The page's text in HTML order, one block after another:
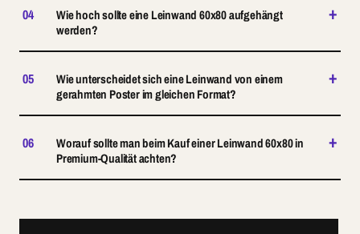
04
Wie hoch sollte eine Leinwand 60x80 aufgehängt
werden?
+
05
Wie unterscheidet sich eine Leinwand von einem
gerahmten Poster im gleichen Format?
+
06
Worauf sollte man beim Kauf einer Leinwand 60x80 in
Premium-Qualität achten?
+